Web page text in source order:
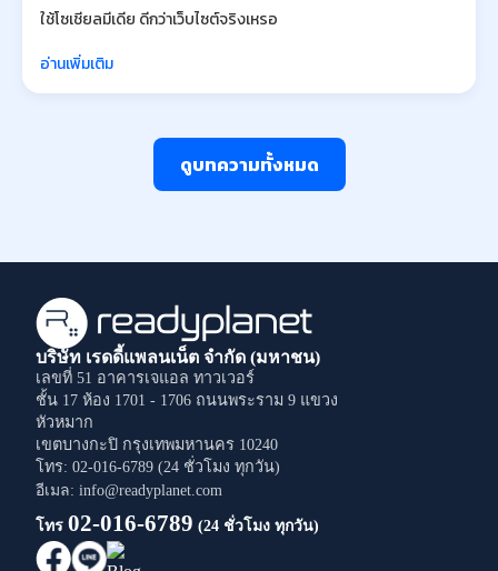
ใช้โซเชียลมีเดีย ดีกว่าเว็บไซต์จริงเหรอ
อ่านเพิ่มเติม
ดูบทความทั้งหมด
บริษัท เรดดี้แพลนเน็ต จำกัด (มหาชน)
เลขที่ 51 อาคารเจแอล ทาวเวอร์
ชั้น 17 ห้อง 1701 - 1706 ถนนพระราม 9 แขวง
หัวหมาก
เขตบางกะปิ กรุงเทพมหานคร 10240
โทร: 02-016-6789 (24 ชั่วโมง ทุกวัน)
อีเมล: info@readyplanet.com
โทร 02-016-6789 (24 ชั่วโมง ทุกวัน)